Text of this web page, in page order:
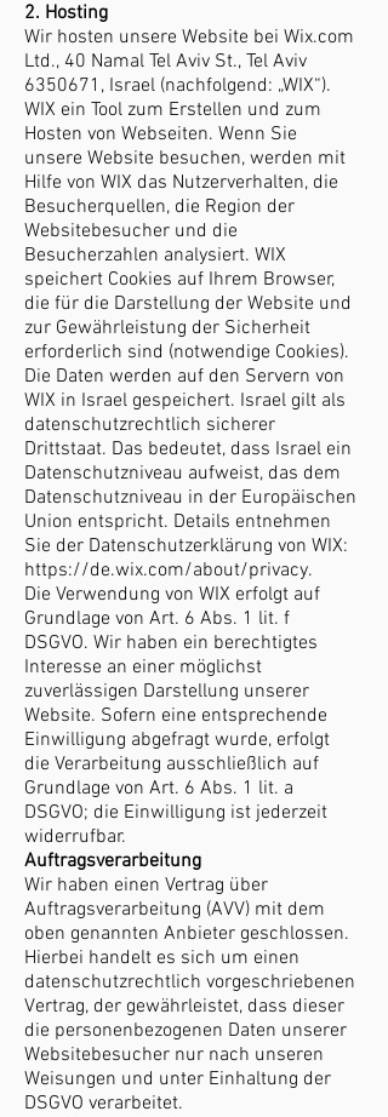
2. Hosting
Wir hosten unsere Website bei Wix.com
Ltd., 40 Namal Tel Aviv St., Tel Aviv
6350671, Israel (nachfolgend: „WIX“).
WIX ein Tool zum Erstellen und zum
Hosten von Webseiten. Wenn Sie
unsere Website besuchen, werden mit
Hilfe von WIX das Nutzerverhalten, die
Besucherquellen, die Region der
Websitebesucher und die
Besucherzahlen analysiert. WIX
speichert Cookies auf Ihrem Browser,
die für die Darstellung der Website und
zur Gewährleistung der Sicherheit
erforderlich sind (notwendige Cookies).
Die Daten werden auf den Servern von
WIX in Israel gespeichert. Israel gilt als
datenschutzrechtlich sicherer
Drittstaat. Das bedeutet, dass Israel ein
Datenschutzniveau aufweist, das dem
Datenschutzniveau in der Europäischen
Union entspricht. Details entnehmen
Sie der Datenschutzerklärung von WIX:
https://de.wix.com/about/privacy.
Die Verwendung von WIX erfolgt auf
Grundlage von Art. 6 Abs. 1 lit. f
DSGVO. Wir haben ein berechtigtes
Interesse an einer möglichst
zuverlässigen Darstellung unserer
Website. Sofern eine entsprechende
Einwilligung abgefragt wurde, erfolgt
die Verarbeitung ausschließlich auf
Grundlage von Art. 6 Abs. 1 lit. a
DSGVO; die Einwilligung ist jederzeit
widerrufbar.
Auftragsverarbeitung
Wir haben einen Vertrag über
Auftragsverarbeitung (AVV) mit dem
oben genannten Anbieter geschlossen.
Hierbei handelt es sich um einen
datenschutzrechtlich vorgeschriebenen
Vertrag, der gewährleistet, dass dieser
die personenbezogenen Daten unserer
Websitebesucher nur nach unseren
Weisungen und unter Einhaltung der
DSGVO verarbeitet.